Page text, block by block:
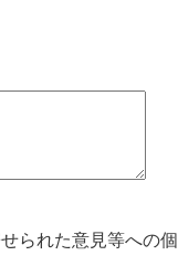
られた意見等への個